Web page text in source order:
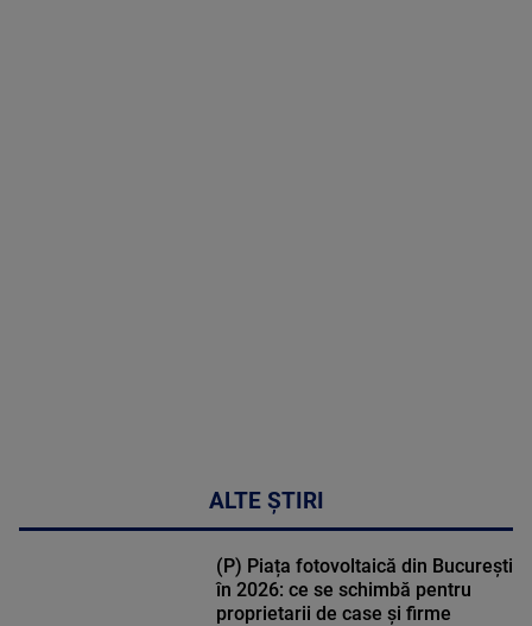
ALTE ȘTIRI
(P) Piața fotovoltaică din București
în 2026: ce se schimbă pentru
proprietarii de case și firme